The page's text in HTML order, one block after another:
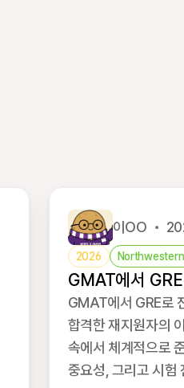
이OO
2026
GMAT에서
MBA 합격 후기
GMAT에서 GRE로
합격한 재지원자의
속에서 체계적으로
중요성, 그리고 시험